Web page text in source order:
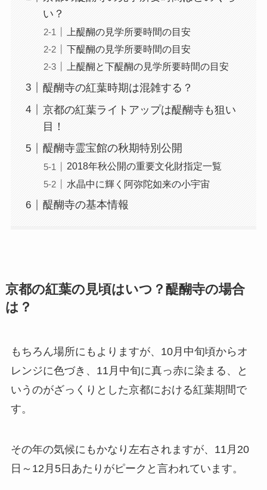
い？
上醍醐の見学所要時間の目安
下醍醐の見学所要時間の目安
上醍醐と下醍醐の見学所要時間の目安
醍醐寺の紅葉時期は混雑する？
京都の紅葉ライトアップは醍醐寺も狙い
目！
醍醐寺霊宝館の秋期特別公開
2018年秋公開の重要文化財指定一覧
水晶中に輝く阿弥陀如来の小宇宙
醍醐寺の基本情報
京都の紅葉の見頃はいつ？醍醐寺の場合
は？
もちろん場所にもよりますが、10月中旬頃からオ
レンジに色づき、11月中旬に真っ赤に染まる、と
いうのがざっくりとした京都における紅葉期間で
す。
その年の気候にもかなり左右されますが、11月20
日～12月5日あたりがピークと言われています。